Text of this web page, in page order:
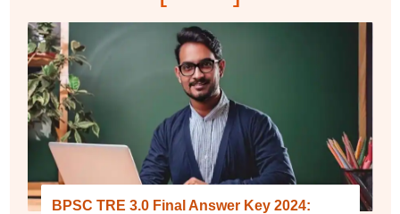
BPSC TRE 3.0 Final Answer Key 2024: